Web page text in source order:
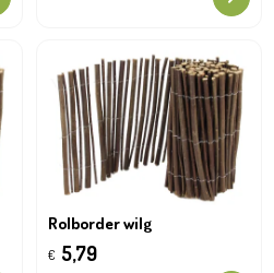
Rolborder wilg
€ 5,79